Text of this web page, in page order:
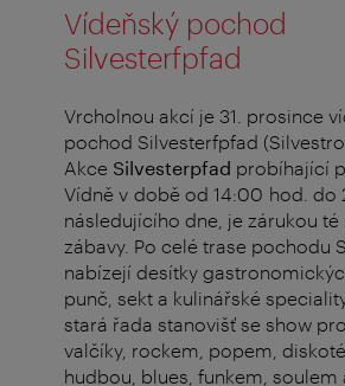
Vídeňský pochod
Silvesterfpfad
Vrcholnou akcí je 31. prosince
pochod Silvesterfpfad
Akce Silvesterpfad probíhající
Vídně v době od 14:00 hod. do
následujícího dne, je zárukou té
zábavy. Po celé trase pochodu
nabízejí desítky
punč, sekt a kulinářské
stará řada stanovišť se show
valčíky, rockem, popem,
hudbou, blues, funkem, soulem